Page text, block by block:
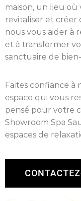
maison, un lieu où
revitaliser et créer
nous vous aider à
et à transformer
sanctuaire de
Faites confiance
espace qui vous
pensé pour votre
Showroom Spa
espaces de